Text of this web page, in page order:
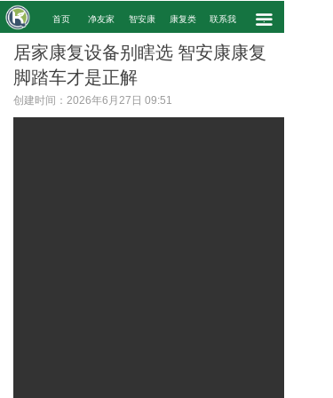
끀
. 首页 净友家 智安康 康复类 联系我 .
居家康复设备别瞎选 智安康康复
脚踏车才是正解
创建时间： 2026年6月27日 09:51